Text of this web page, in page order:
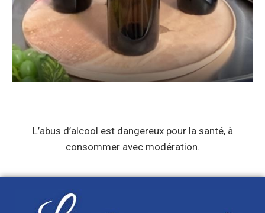
L’abus d’alcool est dangereux pour la santé, à
consommer avec modération.